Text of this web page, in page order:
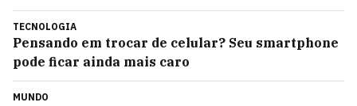
TECNOLOGIA
Pensando em trocar de celular? Seu smartphone
pode ficar ainda mais caro
MUNDO